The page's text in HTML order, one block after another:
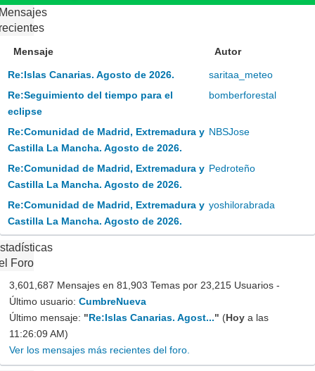
Mensaje Autor
Re:Islas Canarias. Agosto de 2026.
saritaa_meteo
Re:Seguimiento del tiempo para el
eclipse
bomberforestal
Re:Comunidad de Madrid, Extremadura y
Castilla La Mancha. Agosto de 2026.
NBSJose
Re:Comunidad de Madrid, Extremadura y
Castilla La Mancha. Agosto de 2026.
Pedroteño
Re:Comunidad de Madrid, Extremadura y
Castilla La Mancha. Agosto de 2026.
yoshilorabrada
Foro
3,601,687 Mensajes en 81,903 Temas por 23,215 Usuarios -
Último usuario: CumbreNueva
Último mensaje: "Re:Islas Canarias. Agost..." (Hoy a las
11:26:09 AM)
Ver los mensajes más recientes del foro.